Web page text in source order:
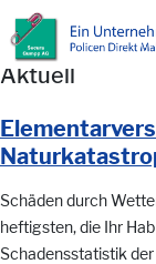
Aktuell
Schäden durch
heftigsten, die Ihr
Schadensstatistik